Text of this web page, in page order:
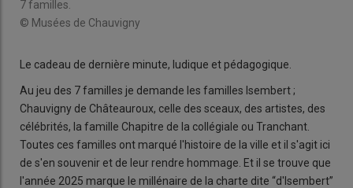
7 familles.
© Musées de Chauvigny
Le cadeau de dernière minute, ludique et pédagogique.
Au jeu des 7 familles je demande les familles Isembert ;
Chauvigny de Châteauroux, celle des sceaux, des artistes, des
célébrités, la famille Chapitre de la collégiale ou Tranchant.
Toutes ces familles ont marqué l'histoire de la ville et il s'agit ici
de s'en souvenir et de leur rendre hommage. Et il se trouve que
l'année 2025 marque le millénaire de la charte dite “d'Isembert”